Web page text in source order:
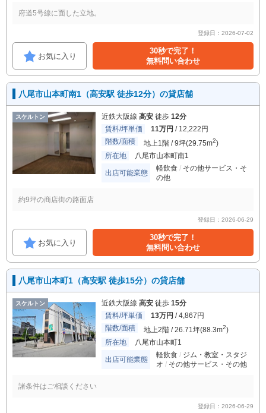
府道5号線に面した立地。
登録日：2026-07-02
お気に入り
30秒で完了！
無料問い合わせ
八尾市山本町南1（高安駅 徒歩12分）の貸店舗
スケルトン 近鉄大阪線 高安 徒歩 12分
賃料/坪単価
11万円 / 12,222円
階数/面積
地上1階 / 9坪(29.75m2)
所在地
八尾市山本町南1
出店可能業態
軽飲食
その他サービス・そ
の他
約9坪の商店街の路面店
登録日：2026-06-29
お気に入り
30秒で完了！
無料問い合わせ
八尾市山本町1（高安駅 徒歩15分）の貸店舗
スケルトン 近鉄大阪線 高安 徒歩 15分
賃料/坪単価
13万円 / 4,867円
階数/面積
地上2階 / 26.71坪(88.3m2)
所在地
八尾市山本町1
出店可能業態
軽飲食
ジム・教室・スタジ
オ
その他サービス・その他
諸条件はご相談ください
登録日：2026-06-29